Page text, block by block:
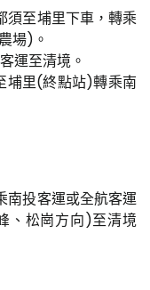
至埔里下車，轉乘
場)。
運至清境。
埔里(終點站)轉乘南
南投客運或全航客運
、松崗方向)至清境